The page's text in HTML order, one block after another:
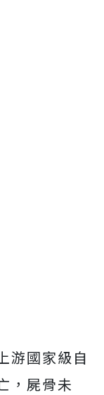
游國家級自
，屍骨未